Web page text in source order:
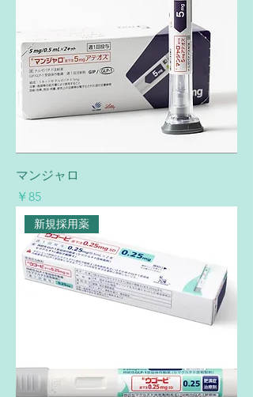
マンジャロ
価格
￥85
新規採用薬